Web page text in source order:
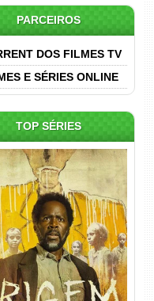
PARCEIROS
DOS FILMES TV
E SÉRIES ONLINE
TOP SÉRIES
4ª Temporada Torrent
WEB-DL 1080p/4K
Dual Áudio